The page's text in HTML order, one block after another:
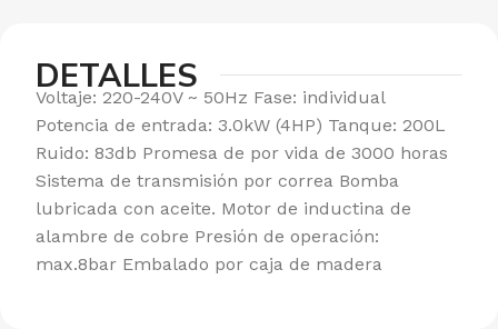
DETALLES
Voltaje: 220-240V ~ 50Hz Fase: individual
Potencia de entrada: 3.0kW (4HP) Tanque: 200L
Ruido: 83db Promesa de por vida de 3000 horas
Sistema de transmisión por correa Bomba
lubricada con aceite. Motor de inductina de
alambre de cobre Presión de operación:
max.8bar Embalado por caja de madera